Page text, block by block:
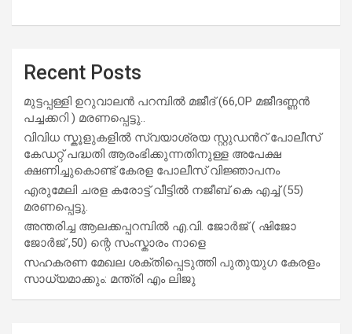
Recent Posts
മുട്ടപ്പള്ളി ഉറുവാലൻ പറമ്പിൽ മജീദ് (66,OP മജീദണ്ണൻ
പച്ചക്കറി ) മരണപ്പെട്ടു..
വിവിധ സ്കൂളുകളില്‍ സ്വയാശ്രയ സ്റ്റുഡന്‍റ് പോലീസ്
കേഡറ്റ് പദ്ധതി ആരംഭിക്കുന്നതിനുള്ള അപേക്ഷ
ക്ഷണിച്ചുകൊണ്ട് കേരള പോലീസ് വിജ്ഞാപനം
എരുമേലി ചരള കരോട്ട് വീട്ടിൽ നജീബ് കെ എച്ച് (55)
മരണപ്പെട്ടു.
അന്തരിച്ച ആ​ല​ക്ക​പ്പ​റമ്പിൽ​ എ.​വി. ജോ​ർ​ജ് ( ഷിജോ
ജോർജ് ,50) ന്റെ സംസ്കാരം നാളെ
സഹകരണ മേഖല ശക്തിപ്പെടുത്തി പുതുയുഗ കേരളം
സാധ്യമാക്കും: മന്ത്രി എം ലിജു